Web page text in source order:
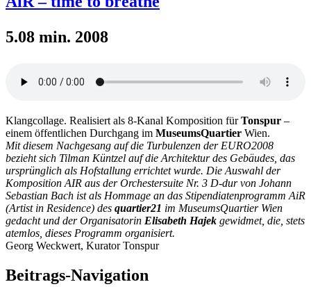
5.08 min. 2008
Klangcollage. Realisiert als 8-Kanal Komposition fürTonspur –
einem öffentlichen Durchgang im MuseumsQuartier Wien.
Mit diesem Nachgesang auf die Turbulenzen der EURO2008
bezieht sich Tilman Küntzel auf die Architektur des Gebäudes, das
ursprünglich als Hofstallung errichtet wurde. Die Auswahl der
Komposition AIR aus der Orchestersuite Nr. 3 D-dur von Johann
Sebastian Bach ist als Hommage an das Stipendiatenprogramm AiR
(Artist in Residence) des quartier21 im MuseumsQuartier Wien
gedacht und der Organisatorin Elisabeth Hajek gewidmet, die, stets
atemlos, dieses Programm organisiert.
Georg Weckwert, Kurator Tonspur
Beitrags-Navigation